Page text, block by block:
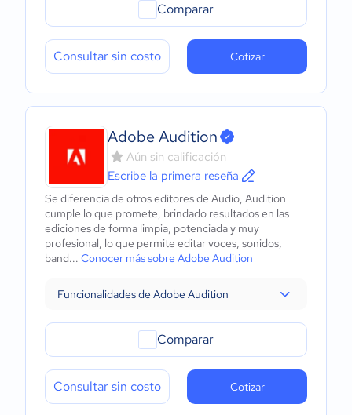
Comparar
Consultar sin costo Cotizar
Adobe Audition
Aún sin calificación
Escribe la primera reseña
Se diferencia de otros editores de Audio, Audition
cumple lo que promete, brindado resultados en las
ediciones de forma limpia, potenciada y muy
profesional, lo que permite editar voces, sonidos,
band... Conocer más sobre Adobe Audition
Funcionalidades de Adobe Audition
Comparar
Consultar sin costo Cotizar